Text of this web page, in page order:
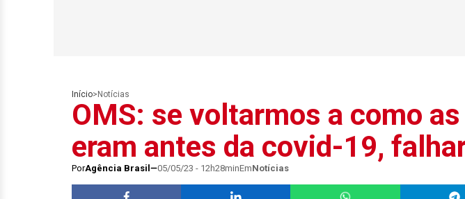
Início> Notícias
OMS: se voltarmos a como
eram antes da covid-19,
PorAgência Brasil 05/05/23 - 12h28minEmNotícias